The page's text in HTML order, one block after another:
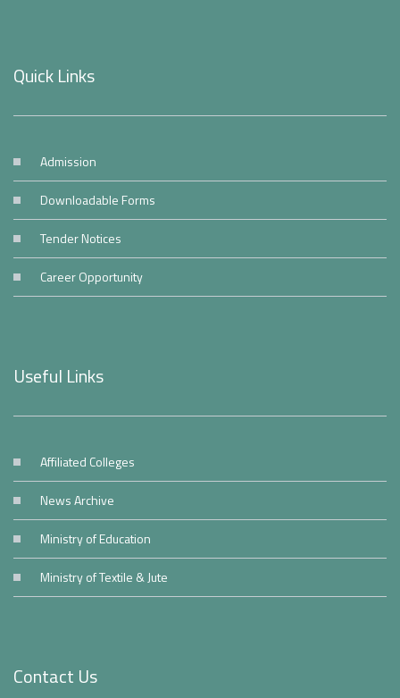
Quick Links
Admission
Downloadable Forms
Tender Notices
Career Opportunity
Useful Links
Affiliated Colleges
News Archive
Ministry of Education
Ministry of Textile & Jute
Contact Us